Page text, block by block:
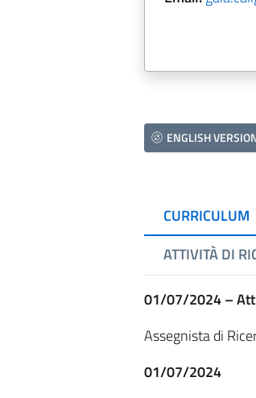
ENGLISH
CURRICULUM
ATTIVITÀ DI
01/07/2024 –
Assegnista di
01/07/2024